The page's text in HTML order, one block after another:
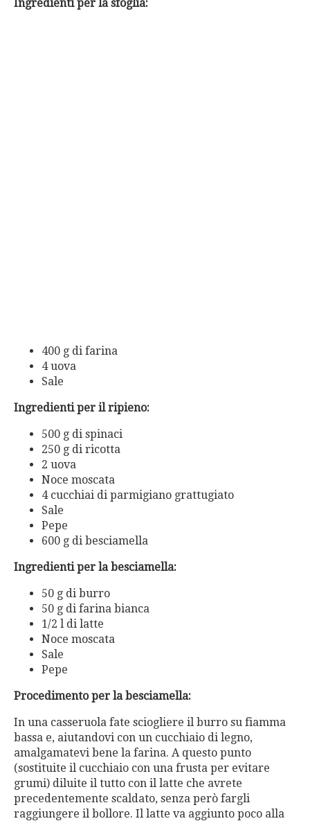
Ingredienti per la sfoglia:
400 g di farina
4 uova
Sale
Ingredienti per il ripieno:
500 g di spinaci
250 g di ricotta
2 uova
Noce moscata
4 cucchiai di parmigiano grattugiato
Sale
Pepe
600 g di besciamella
Ingredienti per la besciamella:
50 g di burro
50 g di farina bianca
1/2 l di latte
Noce moscata
Sale
Pepe
Procedimento per la besciamella:
In una casseruola fate sciogliere il burro su fiamma
bassa e, aiutandovi con un cucchiaio di legno,
amalgamatevi bene la farina. A questo punto
(sostituite il cucchiaio con una frusta per evitare
grumi) diluite il tutto con il latte che avrete
precedentemente scaldato, senza però fargli
raggiungere il bollore. Il latte va aggiunto poco alla